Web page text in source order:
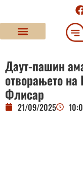
Даут-пашин
отворањето
Флисар
21/09/2025